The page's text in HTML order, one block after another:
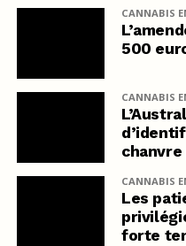
CANNABIS
500
CANNABIS
chanvre
CANNABIS
Les
forte